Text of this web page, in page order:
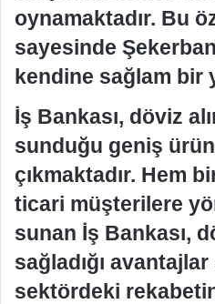
oynamaktadır. Bu
sayesinde
kendine sağlam bir
İş Bankası, döviz
sunduğu geniş
çıkmaktadır. Hem
ticari müşterilere
sunan İş Bankası,
sağladığı
sektördeki